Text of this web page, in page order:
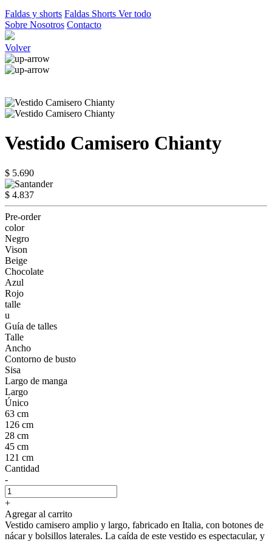
Faldas y shorts Faldas Shorts Ver todo
Sobre Nosotros Contacto
Volver
Vestido Camisero Chianty
$ 5.690
$ 4.837
Pre-order
color
Negro
Vison
Beige
Chocolate
Azul
Rojo
talle
u
Guía de talles
Talle
Ancho
Contorno de busto
Sisa
Largo de manga
Largo
Único
63 cm
126 cm
28 cm
45 cm
121 cm
Cantidad
-
+
Agregar al carrito
Vestido camisero amplio y largo, fabricado en Italia, con botones de
nácar y bolsillos laterales. La caída de este vestido es espectacular, y